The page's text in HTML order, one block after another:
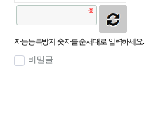
자동등록방지 숫자를 순서대로 입력하세요.
비밀글